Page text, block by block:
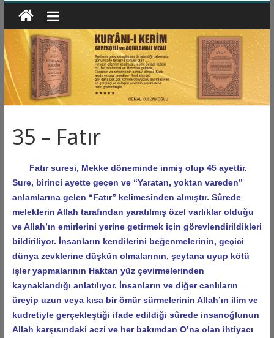
35 – Fatır
Fatır suresi, Mekke döneminde inmiş olup 45 ayettir.
Sure, birinci ayette geçen ve “Yaratan, yoktan vareden”
anlamlarına gelen “Fatır” kelimesinden almıştır. Sûrede
meleklerin Allah tarafından yaratılmış özel varlıklar olduğu
ve Allah’ın emirlerini yerine getirmek için görevlendirildikleri
bildiriliyor. İnsanların kendilerini beğenmelerinin, geçici
dünya zevklerine düşkün olmalarının, şeytana uyup kötü
işler yapmalarının Haktan yüz çevirmelerinden
kaynaklandığı anlatılıyor. İnsanların ve diğer canlıların
üreyip uzun veya kısa bir ömür sürmelerinin Allah’ın ilim ve
kudretiyle gerçekleştiği ifade edildiği sûrede insanoğlunun
Allah karşısındaki aczi ve her bakımdan O’na olan ihtiyacı